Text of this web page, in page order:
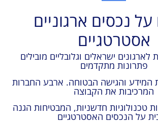
על נכסים ארגוניים
אסטרטגיים
ישראלים וגלובליים מובילים
פתרונות מתקדמים
המידע והגישה הבטוחה. ארבע החברות
המרכיבות את הקבוצה
טכנולוגיות חדשניות, המבטיחות הגנה
על הנכסים האסטרטגיים